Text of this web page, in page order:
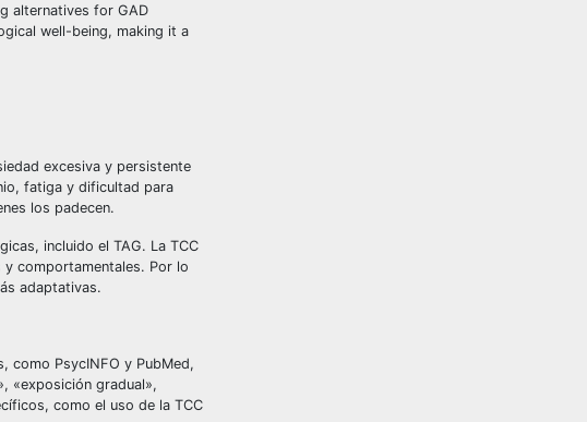
alternatives for GAD
well-being, making it a
excesiva y persistente
fatiga y dificultad para
los padecen.
incluido el TAG. La TCC
comportamentales. Por lo
adaptativas.
como PsycINFO y PubMed,
«exposición gradual»,
como el uso de la TCC